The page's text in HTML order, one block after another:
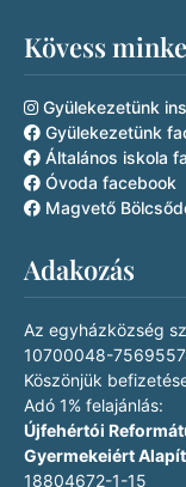
Kövess
Gyülekezetünk
Gyülekezetünk
Általános iskola
Óvoda facebook
Magvető
Adakozás
Az egyházközség
10700048-
Köszönjük
Adó 1% felajánlás:
Újfehértói
Gyermekeiért
18804672-1-15